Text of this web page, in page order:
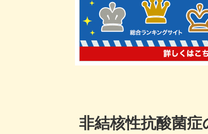
非結核性抗酸菌